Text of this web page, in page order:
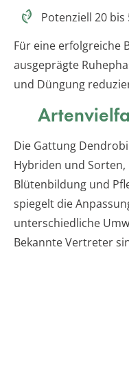
Potenziell 20
Für eine erfolgreiche
ausgeprägte
und Düngung
Die Gattung
Hybriden und
Blütenbildung und
spiegelt die
unterschiedliche
Bekannte Vertreter